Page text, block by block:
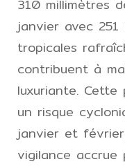
310 millimètres
janvier avec 251
tropicales
contribuent à
luxuriante.
un risque
janvier et
vigilance accrue